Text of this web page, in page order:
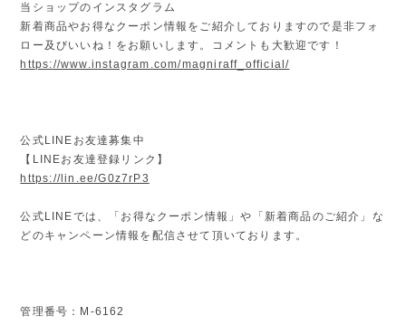
当ショップのインスタグラム
新着商品やお得なクーポン情報をご紹介しておりますので是非フォ
ロー及びいいね！をお願いします。コメントも大歓迎です！
https://www.instagram.com/magniraff_official/
公式LINEお友達募集中
【LINEお友達登録リンク】
https://lin.ee/G0z7rP3
公式LINEでは、「お得なクーポン情報」や「新着商品のご紹介」な
どのキャンペーン情報を配信させて頂いております。
管理番号：M-6162